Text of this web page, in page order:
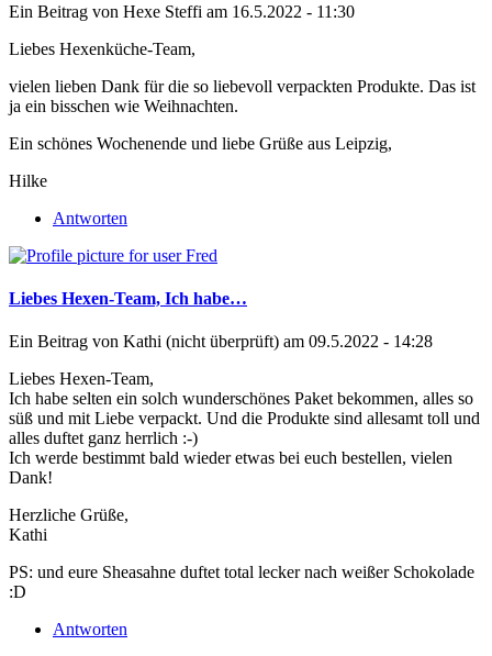
Ein Beitrag von Hexe Steffi am 16.5.2022 - 11:30
Liebes Hexenküche-Team,
vielen lieben Dank für die so liebevoll verpackten Produkte. Das ist
ja ein bisschen wie Weihnachten.
Ein schönes Wochenende und liebe Grüße aus Leipzig,
Hilke
Antworten
Liebes Hexen-Team, Ich habe…
Ein Beitrag von Kathi (nicht überprüft) am 09.5.2022 - 14:28
Liebes Hexen-Team,
Ich habe selten ein solch wunderschönes Paket bekommen, alles so
süß und mit Liebe verpackt. Und die Produkte sind allesamt toll und
alles duftet ganz herrlich :-)
Ich werde bestimmt bald wieder etwas bei euch bestellen, vielen
Dank!
Herzliche Grüße,
Kathi
PS: und eure Sheasahne duftet total lecker nach weißer Schokolade
:D
Antworten